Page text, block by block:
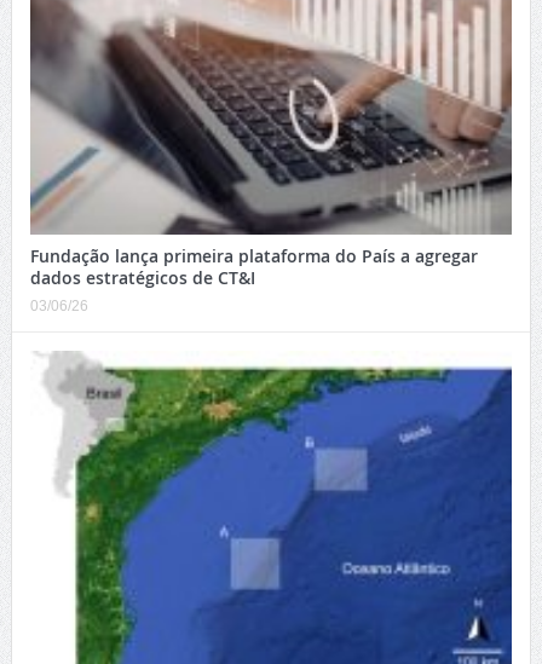
Fundação lança primeira plataforma do País a agregar
dados estratégicos de CT&I
03/06/26